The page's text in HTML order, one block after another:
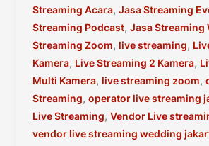
Streaming Acara, Jasa Streaming
Streaming Podcast, Jasa Streaming
Streaming Zoom, live streaming,
Kamera, Live Streaming 2 Kamera,
Multi Kamera, live streaming zoom,
Streaming, operator live streaming
Live Streaming, Vendor Live
vendor live streaming wedding